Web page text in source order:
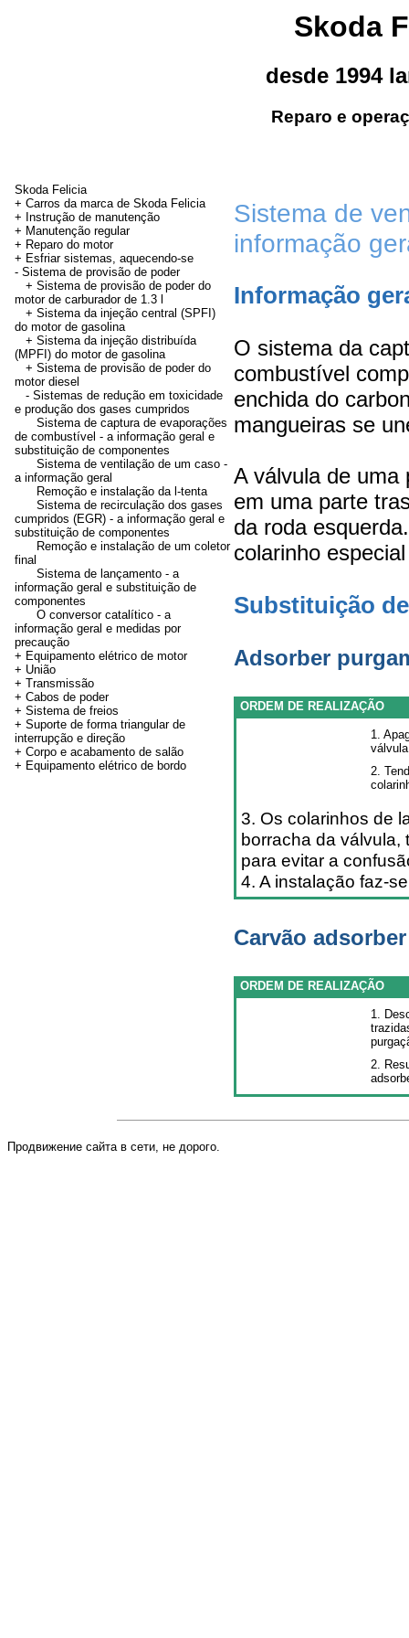
Skoda
desde 1994
Reparo e
Skoda Felicia
+ Carros da marca de Skoda Felicia
+ Instrução de manutenção
+ Manutenção regular
+ Reparo do motor
+ Esfriar sistemas, aquecendo-se
- Sistema de provisão de poder
+ Sistema de provisão de poder do
motor de carburador de 1.3 l
+ Sistema da injeção central (SPFI)
do motor de gasolina
+ Sistema da injeção distribuída
(MPFI) do motor de gasolina
+ Sistema de provisão de poder do
motor diesel
- Sistemas de redução em toxicidade
e produção dos gases cumpridos
Sistema de captura de evaporações
de combustível - a informação geral e
substituição de componentes
Sistema de ventilação de um caso -
a informação geral
Remoção e instalação da l-tenta
Sistema de recirculação dos gases
cumpridos (EGR) - a informação geral e
substituição de componentes
Remoção e instalação de um coletor
final
Sistema de lançamento - a
informação geral e substituição de
componentes
O conversor catalítico - a
informação geral e medidas por
precaução
+ Equipamento elétrico de motor
+ União
+ Transmissão
+ Cabos de poder
+ Sistema de freios
+ Suporte de forma triangular de
interrupção e direção
+ Corpo e acabamento de salão
+ Equipamento elétrico de bordo
Sistema de
informação
Informação
O sistema da
combustível
enchida do
mangueiras se
A válvula de uma
em uma parte
da roda
colarinho
Substituição
Adsorber
ORDEM DE REALIZAÇÃO
1.
2.
3. Os colarinhos de
borracha da válvula,
para evitar a
4. A instalação faz-
Carvão adsorber
ORDEM DE REALIZAÇÃO
1.
2.
Продвижение сайта в сети, не дорого.